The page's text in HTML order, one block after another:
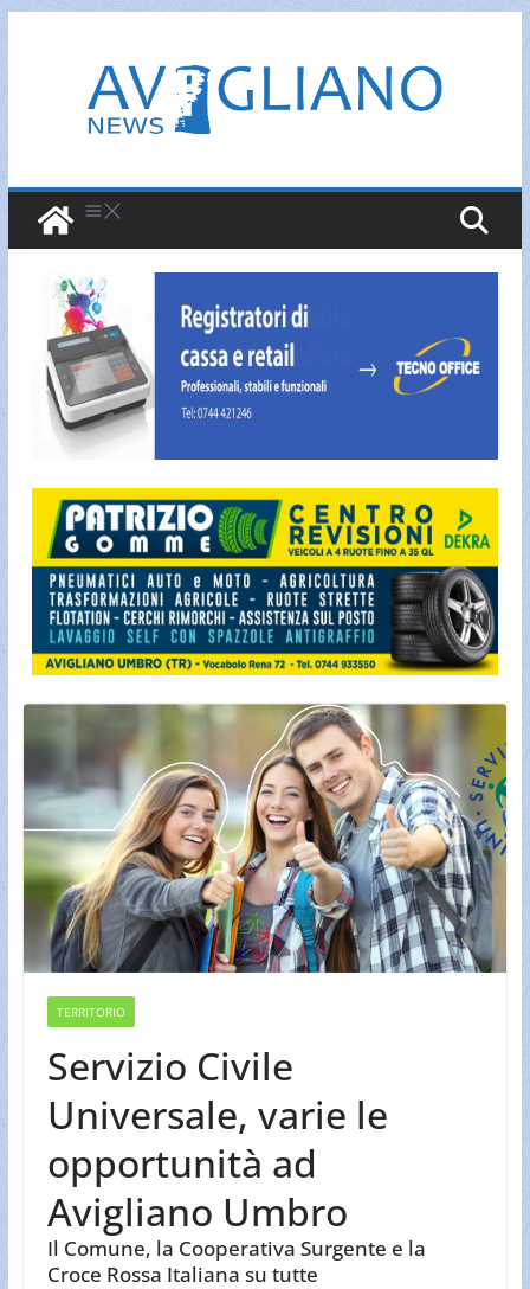
contenuto
TERRITORIO
Servizio Civile
Universale, varie le
opportunità ad
Avigliano Umbro
Il Comune, la Cooperativa Surgente e la
Croce Rossa Italiana su tutte